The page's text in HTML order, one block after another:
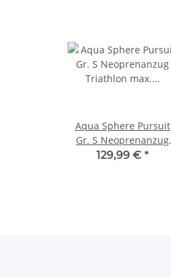
Aqua Sphere Pursuit
Gr. S Neoprenanzug
Triathlon max. Auftrieb
129,99 € *